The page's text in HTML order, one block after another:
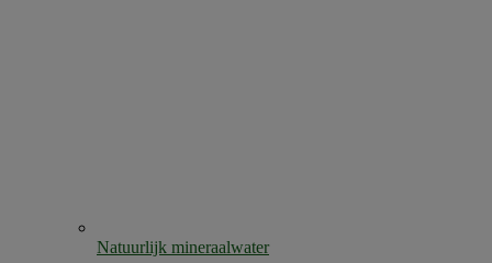
Natuurlijk mineraalwater